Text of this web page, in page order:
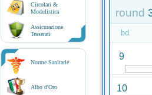
Circolari &
Modulistica
Assicurazione
Tesserati
Norme Sanitarie
Albo d'Oro
round
bd.
9
10